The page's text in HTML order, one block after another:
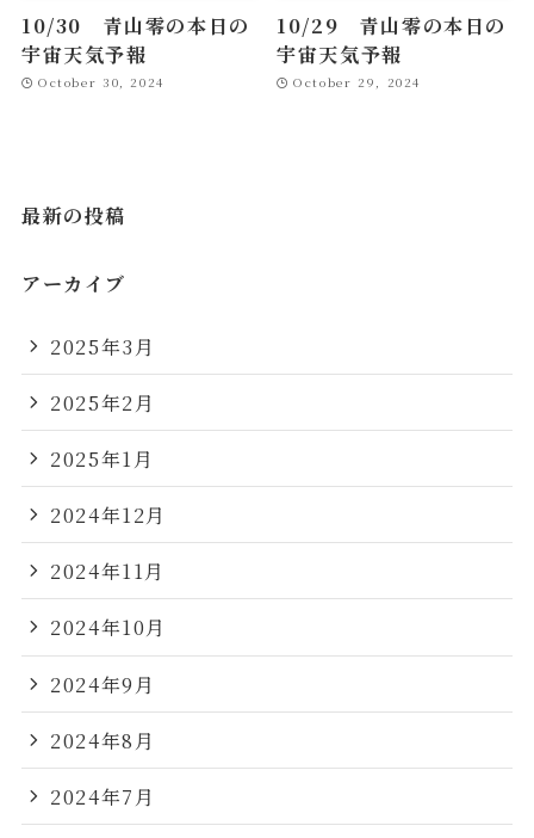
10/30 青山零の本日の
宇宙天気予報
October 30, 2024
10/29 青山零の本日の
宇宙天気予報
October 29, 2024
最新の投稿
アーカイブ
2025年3月
2025年2月
2025年1月
2024年12月
2024年11月
2024年10月
2024年9月
2024年8月
2024年7月